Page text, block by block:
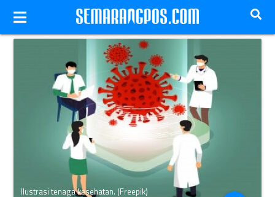
Ilustrasi tenaga kesehatan. (Freepik)